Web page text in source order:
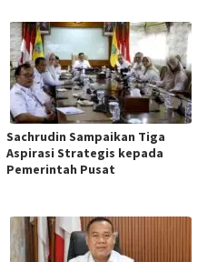
Sachrudin Sampaikan Tiga
Aspirasi Strategis kepada
Pemerintah Pusat